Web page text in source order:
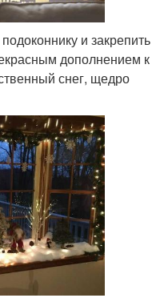
и закрепить
дополнением к
снег, щедро